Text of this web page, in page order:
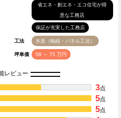
省エネ・創エネ・エコ住宅が得
意な工務店
保証が充実した工務店
工法 木造（軸組・パネル工法）
坪単価 58 ～ 75 万円
レビュー
3点
5点
5点